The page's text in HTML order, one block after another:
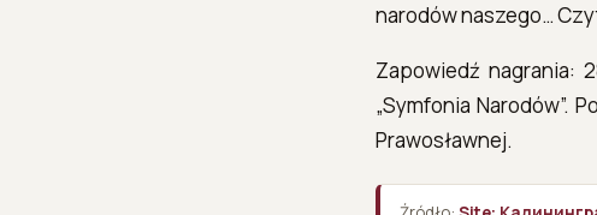
narodów naszego…
Zapowiedź nagrania:
„Symfonia Narodów”.
Prawosławnej.